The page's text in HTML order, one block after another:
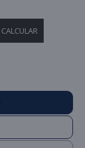
CALCULAR